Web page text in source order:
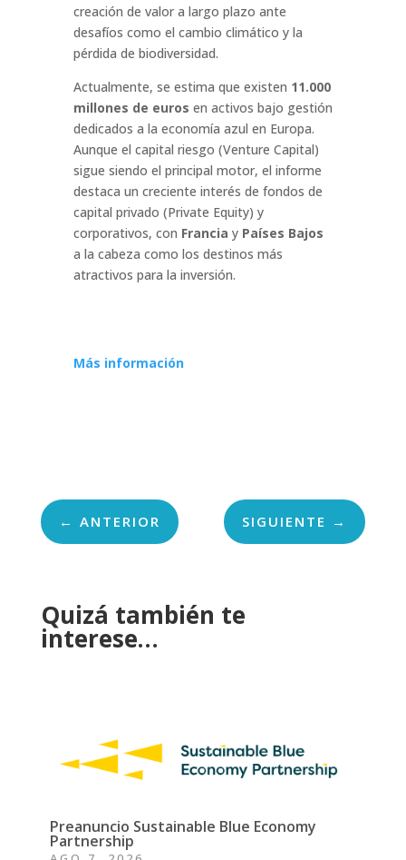
creación de valor a largo plazo ante
desafíos como el cambio climático y la
pérdida de biodiversidad.
Actualmente, se estima que existen 11.000
millones de euros en activos bajo gestión
dedicados a la economía azul en Europa.
Aunque el capital riesgo (Venture Capital)
sigue siendo el principal motor, el informe
destaca un creciente interés de fondos de
capital privado (Private Equity) y
corporativos, con Francia y Países Bajos
a la cabeza como los destinos más
atractivos para la inversión.
Más información
← ANTERIOR SIGUIENTE →
Quizá también te
interese…
Preanuncio Sustainable Blue Economy
Partnership